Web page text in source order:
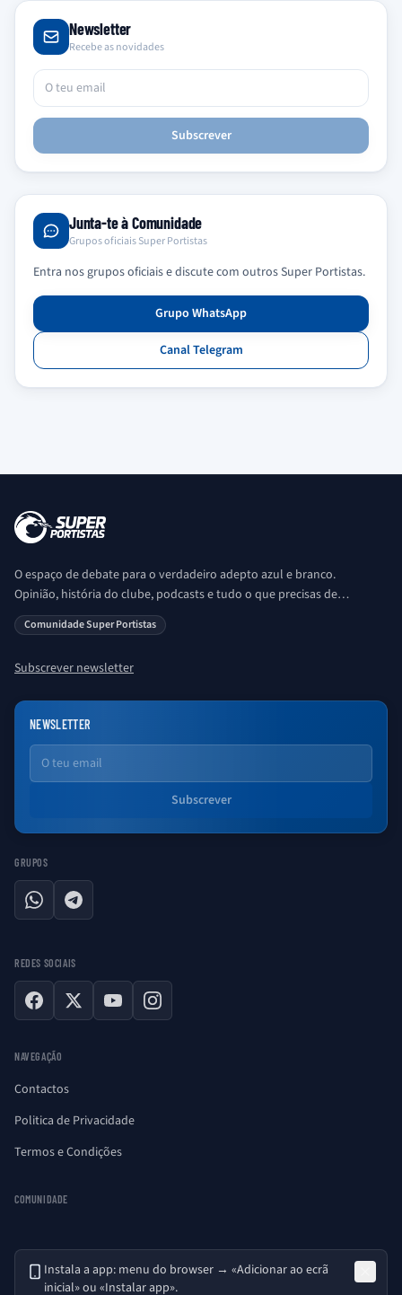
Newsletter
Recebe as novidades
Subscrever
Junta-te à Comunidade
Grupos oficiais Super Portistas
Entra nos grupos oficiais e discute com outros Super Portistas.
Grupo WhatsApp
Canal Telegram
O espaço de debate para o verdadeiro adepto azul e branco.
Opinião, história do clube, podcasts e tudo o que precisas de
saber sobre o universo Porto. Ser Porto é aqui!
Comunidade Super Portistas
Subscrever newsletter
NEWSLETTER
Email
Subscrever
GRUPOS
WhatsAppTelegram
REDES SOCIAIS
Facebook
X YouTubeInstagram
NAVEGAÇÃO
Contactos
Politica de Privacidade
Termos e Condições
COMUNIDADE
Instala a app: menu do browser → «Adicionar ao ecrã
inicial» ou «Instalar app».